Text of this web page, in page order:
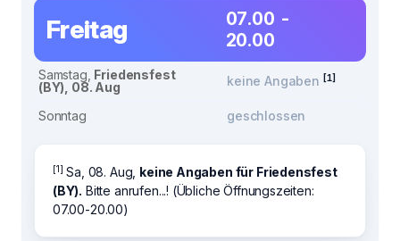
Freitag
07.00 -
20.00
Samstag, Friedensfest
(BY), 08. Aug
keine Angaben [1]
Sonntag geschlossen
[1] Sa, 08. Aug, keine Angaben für Friedensfest
(BY). Bitte anrufen...! (Übliche Öffnungszeiten:
07.00-20.00)